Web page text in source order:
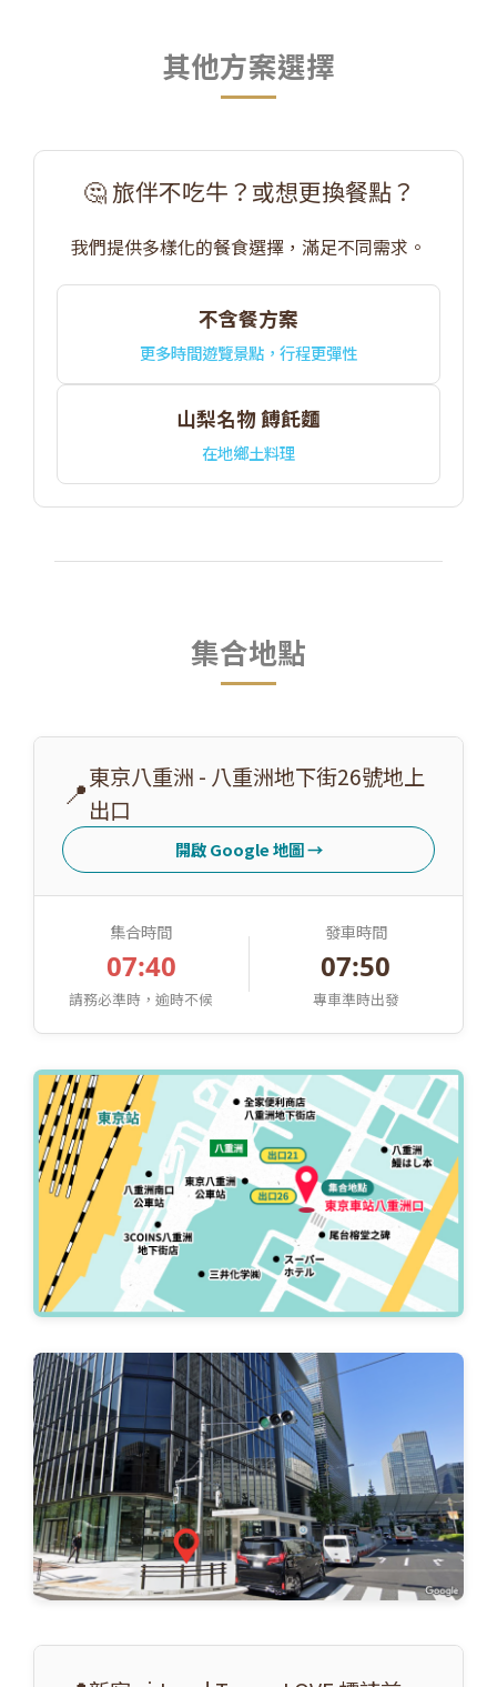
其他方案選擇
🤔 旅伴不吃牛？或想更換餐點？
我們提供多樣化的餐食選擇，滿足不同需求。
不含餐方案
更多時間遊覽景點，行程更彈性
山梨名物 餺飥麵
在地鄉土料理
集合地點
📍東京八重洲 - 八重洲地下街26號地上
出口
開啟 Google 地圖→
集合時間
07:40
請務必準時，逾時不候
發車時間
07:50
專車準時出發